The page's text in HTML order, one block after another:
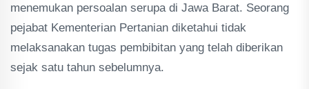
menemukan persoalan serupa di Jawa Barat. Seorang
pejabat Kementerian Pertanian diketahui tidak
melaksanakan tugas pembibitan yang telah diberikan
sejak satu tahun sebelumnya.